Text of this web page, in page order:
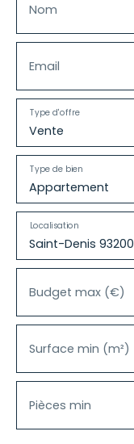
Nom
Email
Vente
Type d'offre
Appartement
Type de bien
Saint-Denis 93200
Localisation
Budget max (€)
Surface min (m²)
Pièces min